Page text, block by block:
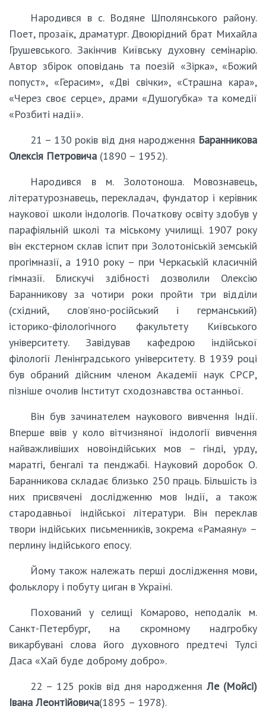
Народився в с. Водяне Шполянського району.
Поет, прозаїк, драматург. Двоюрідний брат Михайла
Грушевського. Закінчив Київську духовну семінарію.
Автор збірок оповідань та поезій «Зірка», «Божий
попуст», «Герасим», «Дві свічки», «Страшна кара»,
«Через своє серце», драми «Душогубка» та комедії
«Розбиті надії».
21 – 130 років від дня народження Баранникова
Олексія Петровича (1890 – 1952).
Народився в м. Золотоноша. Мовознавець,
літературознавець, перекладач, фундатор і керівник
наукової школи індологів. Початкову освіту здобув у
парафіяльній школі та міському училищі. 1907 року
він екстерном склав іспит при Золотоніській земській
прогімназії, а 1910 року – при Черкаській класичній
гімназії. Блискучі здібності дозволили Олексію
Баранникову за чотири роки пройти три відділи
(східний, слов’яно-російський і германський)
історико-філологічного факультету Київського
університету. Завідував кафедрою індійської
філології Ленінградського університету. В 1939 році
був обраний дійсним членом Академії наук СРСР,
пізніше очолив Інститут сходознавства останньої.
Він був зачинателем наукового вивчення Індії.
Вперше ввів у коло вітчизняної індології вивчення
найважливіших новоіндійських мов – гінді, урду,
маратгі, бенгалі та пенджабі. Науковий доробок О.
Баранникова складає близько 250 праць. Більшість із
них присвячені дослідженню мов Індії, а також
стародавньої індійської літератури. Він переклав
твори індійських письменників, зокрема «Рамаяну» –
перлину індійського епосу.
Йому також належать перші дослідження мови,
фольклору і побуту циган в Україні.
Похований у селищі Комарово, неподалік м.
Санкт-Петербург, на скромному надгробку
викарбувані слова його духовного предтечі Тулсі
Даса «Хай буде доброму добро».
22 – 125 років від дня народження Ле (Мойсі)
Івана Леонтійовича(1895 – 1978).